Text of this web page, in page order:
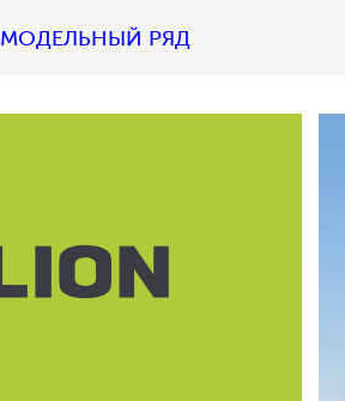
МОДЕЛЬНЫЙ РЯД